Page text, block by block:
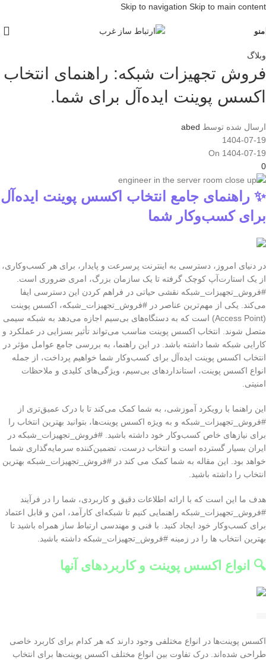
Skip to navigation Skip to main content
منو
وبلاگ
فروش تجهیزات شبکه: راهنمای انتخاب
اکسس پوینت ایده‌آل برای شما.
ارسال شده توسط abed
1404-07-19
On 1404-07-19
0
✨ راهنمای جامع انتخاب اکسس پوینت ایده‌آل
برای کسب‌وکار شما
در دنیای امروز، دسترسی به اینترنت پرسرعت و پایدار، برای هر کسب‌وکاری،
از یک استارت‌آپ کوچک گرفته تا یک سازمان بزرگ، امری ضروری است.
#فروش_تجهیزات_شبکه نقشی حیاتی در فراهم کردن این دسترسی ایفا
می‌کند. یکی از مهم‌ترین عناصر در #فروش_تجهیزات_شبکه، اکسس پوینت
(Access Point) است که به دستگاه‌های بی‌سیم اجازه می‌دهد به شبکه سیمی
متصل شوند. انتخاب اکسس پوینت مناسب می‌تواند تأثیر بسزایی در عملکرد و
کارایی شبکه شما داشته باشد. در این راهنما، به بررسی جامع عوامل مؤثر در
انتخاب اکسس پوینت ایده‌آل برای کسب‌وکار شما خواهیم پرداخت، از جمله
انواع اکسس پوینت، استانداردهای بی‌سیم، ویژگی‌های کلیدی و ملاحظات
امنیتی.
این راهنما با رویکرد آموزشی، به شما کمک می‌کند تا با درک عمیق‌تری از
#فروش_تجهیزات_شبکه و به ویژه اکسس پوینت‌ها، بتوانید بهترین انتخاب را
برای نیازهای خاص کسب‌وکار خود داشته باشید. #فروش_تجهیزات_شبکه در
ایران بسیار گسترده است و انتخاب درست، تضمین‌کننده سرمایه‌گذاری شما
خواهد بود. این مقاله به شما کمک می کند در #فروش_تجهیزات_شبکه بهترین
انتخاب را داشته باشید.
هدف ما این است که با ارائه اطلاعات دقیق و کاربردی، شما را در فرآیند
#فروش_تجهیزات_شبکه راهنمایی کنیم تا شبکه‌ای کارآمد، امن و قابل اعتماد
برای کسب‌وکار خود ایجاد کنید. با فنی و مهندسی ارتباط ساز همراه باشید تا
بهترین انتخاب ها را در زمینه #فروش_تجهیزات_شبکه داشته باشید.
🔍 انواع اکسس پوینت و کاربردهای آنها
اکسس پوینت‌ها در انواع مختلفی وجود دارند که هر کدام برای کاربرد خاصی
طراحی شده‌اند. درک تفاوت بین انواع مختلف اکسس پوینت‌ها برای انتخاب